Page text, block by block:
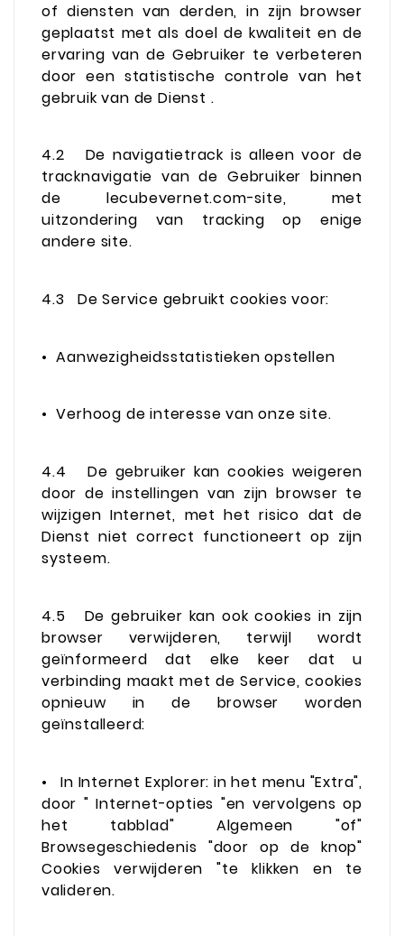
of diensten van derden, in zijn browser
geplaatst met als doel de kwaliteit en de
ervaring van de Gebruiker te verbeteren
door een statistische controle van het
gebruik van de Dienst .
4.2
De navigatietrack is alleen voor de
tracknavigatie van de Gebruiker binnen
de lecubevernet.com-site, met
uitzondering van tracking op enige
andere site.
4.3 De Service gebruikt cookies voor:
• Aanwezigheidsstatistieken opstellen
• Verhoog de interesse van onze site.
4.4
De gebruiker kan cookies weigeren
door de instellingen van zijn browser te
wijzigen Internet, met het risico dat de
Dienst niet correct functioneert op zijn
systeem.
4.5
De gebruiker kan ook cookies in zijn
browser verwijderen, terwijl wordt
geïnformeerd dat elke keer dat u
verbinding maakt met de Service, cookies
opnieuw in de browser worden
geïnstalleerd:
•
In Internet Explorer: in het menu "Extra",
door " Internet-opties "en vervolgens op
het tabblad" Algemeen "of"
Browsegeschiedenis "door op de knop"
Cookies verwijderen "te klikken en te
valideren.